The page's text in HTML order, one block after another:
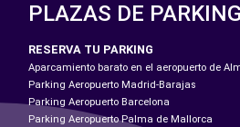
PLAZAS DE PARKING
RESERVA TU PARKING
Aparcamiento barato en el aeropuerto de
Parking Aeropuerto Madrid-Barajas
Parking Aeropuerto Barcelona
Parking Aeropuerto Palma de Mallorca